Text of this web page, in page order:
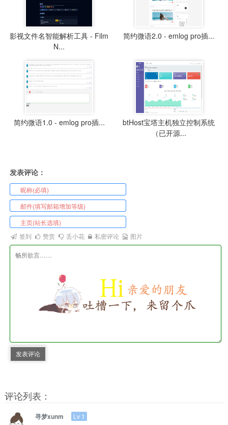
影视文件名智能解析工具 - Film
N...
简约微语2.0 - emlog pro插...
简约微语1.0 - emlog pro插...
btHost宝塔主机独立控制系统
（已开源...
发表评论：
签到 赞赏 丢小花 私密评论 图片
发表评论
评论列表：
寻梦xunm Lv 1